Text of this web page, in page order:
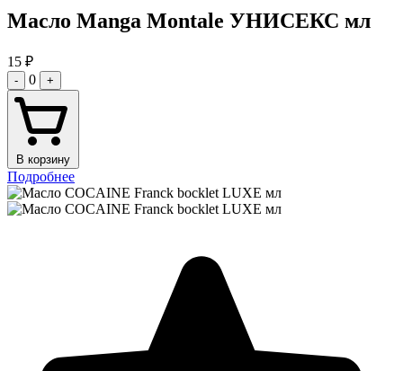
Масло Manga Montale УНИСЕКС мл
15 ₽
- 0 +
В корзину
Подробнее